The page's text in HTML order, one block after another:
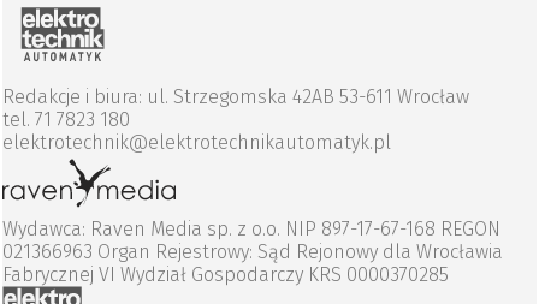
Redakcje i biura: ul. Strzegomska 42AB 53-611 Wrocław
tel. 71 7823 180
elektrotechnik@elektrotechnikautomatyk.pl
Wydawca: Raven Media sp. z o.o. NIP 897-17-67-168 REGON
021366963 Organ Rejestrowy: Sąd Rejonowy dla Wrocławia
Fabrycznej VI Wydział Gospodarczy KRS 0000370285